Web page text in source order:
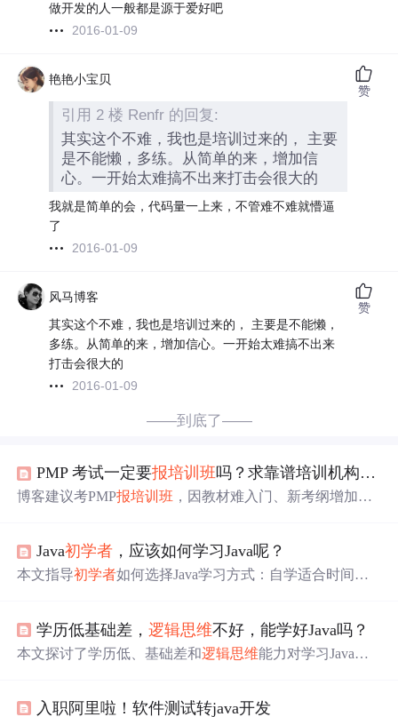
做开发的人一般都是源于爱好吧
2016-01-09
艳艳小宝贝
引用 2 楼 Renfr 的回复:
其实这个不难，我也是培训过来的， 主要
是不能懒，多练。从简单的来，增加信
心。一开始太难搞不出来打击会很大的
我就是简单的会，代码量一上来，不管难不难就懵逼
了
2016-01-09
赞
风马博客
其实这个不难，我也是培训过来的， 主要是不能懒，
多练。从简单的来，增加信心。一开始太难搞不出来
打击会很大的
2016-01-09
赞
——到底了——
PMP 考试一定要报培训班吗？求靠谱培训机构，最好是自己考过的！
博客建议考PMP报培训班 ，因教材难入门、新考纲增加考
等，助考生选出合适机构早日领证。
Java初学者 ，应该如何学习Java呢？
本文指导初学者如何选择Java学习方式：自学适合时间充
学历低基础差，逻辑思维不好，能学好Java吗？
本文探讨了学历低、基础差和逻辑思维能力对学习Java的
习Java的小技巧，包括重视基础学习、多动手实践和添加
入职阿里啦！软件测试转java开发